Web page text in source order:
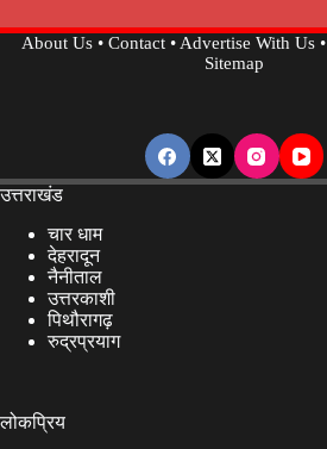
About Us• Contact•Advertise With Us•
Sitemap
उत्तराखंड
चार धाम
देहरादून
नैनीताल
उत्तरकाशी
पिथौरागढ़
रुद्रप्रयाग
लोकप्रिय